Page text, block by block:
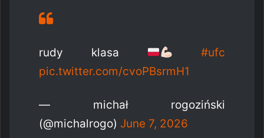
rudy klasa
#ufc
pic.twitter.com/cvoPBsrmH1
— michał rogoziński
(@michalrogo) June 7, 2026